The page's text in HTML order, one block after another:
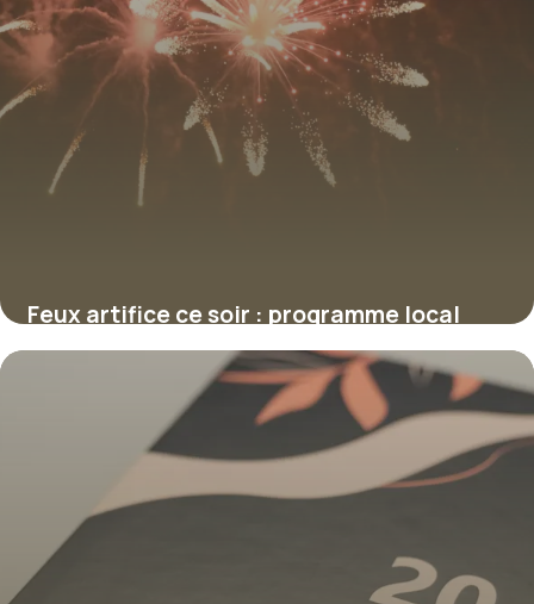
Feux artifice ce soir : programme local
2026